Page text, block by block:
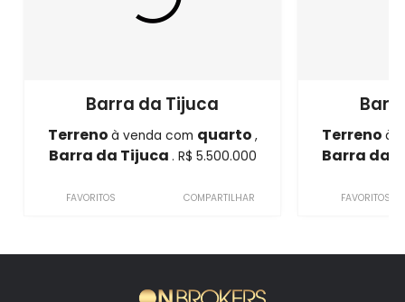
Barra da Tijuca
Terreno à venda com quarto ,
Barra da Tijuca . R$ 5.500.000
FAVORITOS COMPARTILHAR
Terreno à
Barra da
FAVORITOS